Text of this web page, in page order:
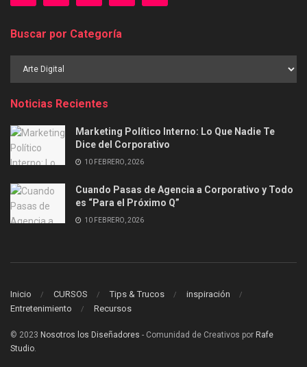
Buscar por Categoría
Noticias Recientes
Marketing Político Interno: Lo Que Nadie Te
Dice del Corporativo
10 FEBRERO, 2026
Cuando Pasas de Agencia a Corporativo y Todo
es “Para el Próximo Q”
10 FEBRERO, 2026
Inicio CURSOS Tips & Trucos
inspiración
Entretenimiento
Recursos
© 2023 Nosotros los Diseñadores - Comunidad de Creativos por Rafe
Studio.